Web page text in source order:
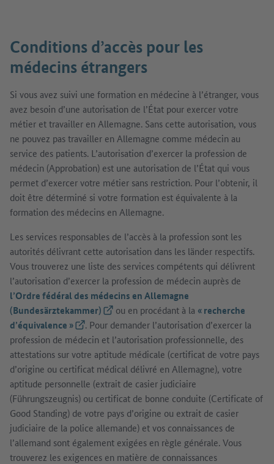
Conditions d’accès pour les
médecins étrangers
Si vous avez suivi une formation en médecine à l’étranger, vous
avez besoin d’une autorisation de l’État pour exercer votre
métier et travailler en Allemagne. Sans cette autorisation, vous
ne pouvez pas travailler en Allemagne comme médecin au
service des patients. L’autorisation d’exercer la profession de
médecin (Approbation) est une autorisation de l’État qui vous
permet d’exercer votre métier sans restriction. Pour l’obtenir, il
doit être déterminé si votre formation est équivalente à la
formation des médecins en Allemagne.
Les services responsables de l’accès à la profession sont les
autorités délivrant cette autorisation dans les länder respectifs.
Vous trouverez une liste des services compétents qui délivrent
l’autorisation d’exercer la profession de médecin auprès de
l’Ordre fédéral des médecins en Allemagne
(Bundesärztekammer)(Lien externe)
ou en procédant à la « recherche
d’équivalence »(Lien externe)
. Pour demander l’autorisation d’exercer la
profession de médecin et l’autorisation professionnelle, des
attestations sur votre aptitude médicale (certificat de votre pays
d’origine ou certificat médical délivré en Allemagne), votre
aptitude personnelle (extrait de casier judiciaire
(Führungszeugnis) ou certificat de bonne conduite (Certificate of
Good Standing) de votre pays d’origine ou extrait de casier
judiciaire de la police allemande) et vos connaissances de
l’allemand sont également exigées en règle générale. Vous
trouverez les exigences en matière de connaissances